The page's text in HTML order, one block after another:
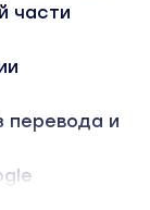
части
перевода и